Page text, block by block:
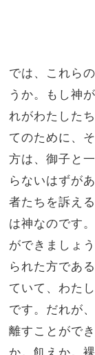
では、これら
うか。もし神
れがわたした
てのために、
方は、御子と
らないはずが
者たちを訴え
は神なのです
ができましょ
られた方であ
ていて、わた
です。だれが
離すことがで